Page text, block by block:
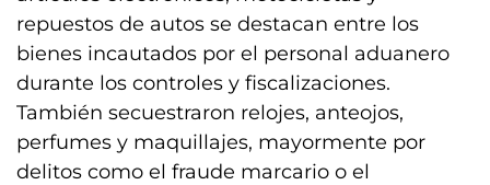
repuestos de autos se destacan entre los
bienes incautados por el personal aduanero
durante los controles y fiscalizaciones.
También secuestraron relojes, anteojos,
perfumes y maquillajes, mayormente por
delitos como el fraude marcario o el